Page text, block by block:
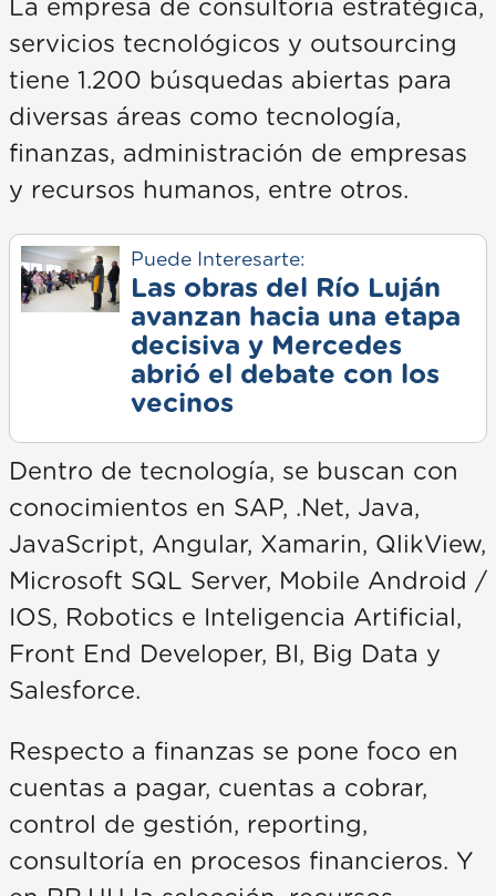
La empresa de consultoría estratégica,
servicios tecnológicos y outsourcing
tiene 1.200 búsquedas abiertas para
diversas áreas como tecnología,
finanzas, administración de empresas
y recursos humanos, entre otros.
Puede Interesarte:
Las obras del Río Luján
avanzan hacia una etapa
decisiva y Mercedes
abrió el debate con los
vecinos
Dentro de tecnología, se buscan con
conocimientos en SAP, .Net, Java,
JavaScript, Angular, Xamarin, QlikView,
Microsoft SQL Server, Mobile Android /
IOS, Robotics e Inteligencia Artificial,
Front End Developer, BI, Big Data y
Salesforce.
Respecto a finanzas se pone foco en
cuentas a pagar, cuentas a cobrar,
control de gestión, reporting,
consultoría en procesos financieros. Y